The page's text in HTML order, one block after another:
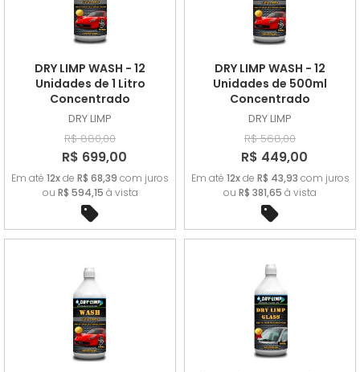
DRY LIMP WASH - 12
Unidades de 1 Litro
Concentrado
DRY LIMP
R$ 880,00
R$ 699,00
Em até 12xde R$ 68,39 com juros
ou R$ 594,15 à vista
DRY LIMP WASH - 12
Unidades de 500ml
Concentrado
DRY LIMP
R$ 568,00
R$ 449,00
Em até 12xde R$ 43,93 com juros
ou R$ 381,65 à vista